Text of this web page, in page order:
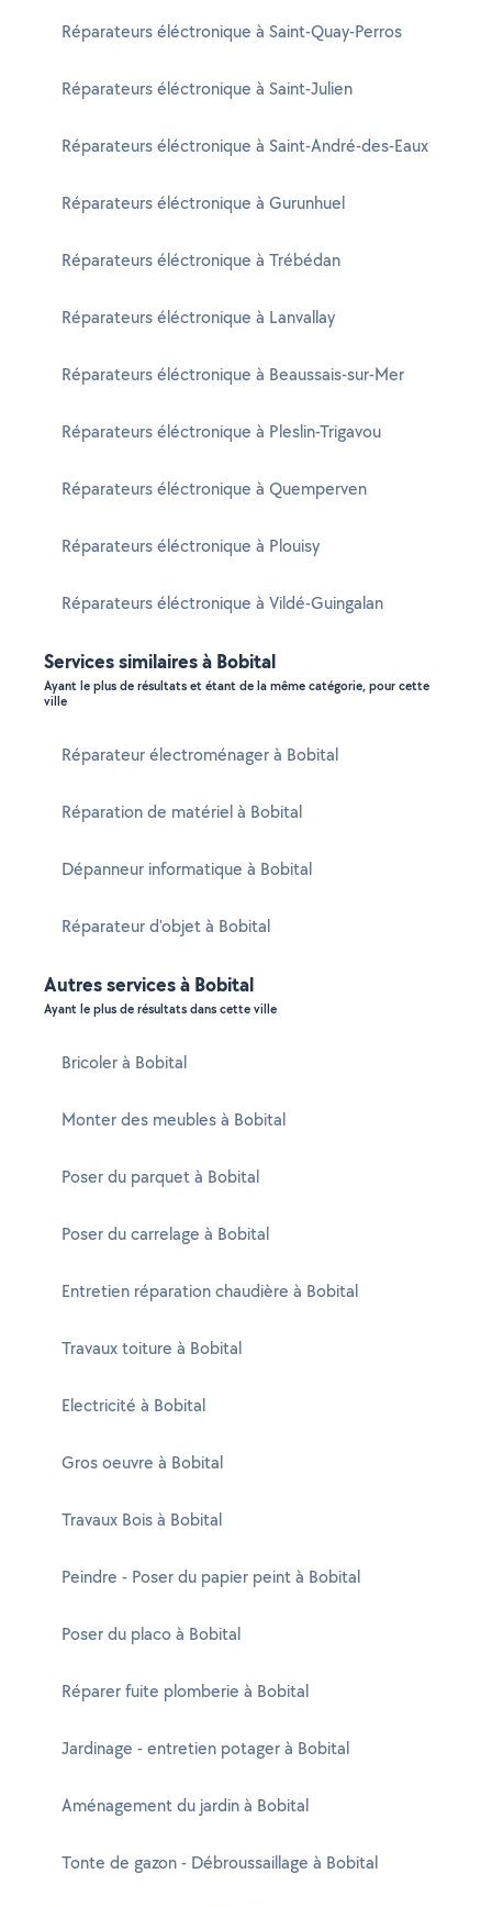
Réparateurs éléctronique à Saint-Quay-Perros
Réparateurs éléctronique à Saint-Julien
Réparateurs éléctronique à Saint-André-des-Eaux
Réparateurs éléctronique à Gurunhuel
Réparateurs éléctronique à Trébédan
Réparateurs éléctronique à Lanvallay
Réparateurs éléctronique à Beaussais-sur-Mer
Réparateurs éléctronique à Pleslin-Trigavou
Réparateurs éléctronique à Quemperven
Réparateurs éléctronique à Plouisy
Réparateurs éléctronique à Vildé-Guingalan
Services similaires à Bobital
Ayant le plus de résultats et étant de la même catégorie, pour cette
ville
Réparateur électroménager à Bobital
Réparation de matériel à Bobital
Dépanneur informatique à Bobital
Réparateur d'objet à Bobital
Autres services à Bobital
Ayant le plus de résultats dans cette ville
Bricoler à Bobital
Monter des meubles à Bobital
Poser du parquet à Bobital
Poser du carrelage à Bobital
Entretien réparation chaudière à Bobital
Travaux toiture à Bobital
Electricité à Bobital
Gros oeuvre à Bobital
Travaux Bois à Bobital
Peindre - Poser du papier peint à Bobital
Poser du placo à Bobital
Réparer fuite plomberie à Bobital
Jardinage - entretien potager à Bobital
Aménagement du jardin à Bobital
Tonte de gazon - Débroussaillage à Bobital